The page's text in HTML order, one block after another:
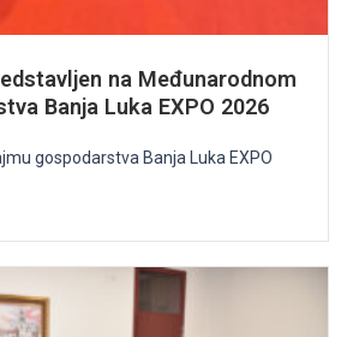
na Međunarodnom
Banja Luka EXPO 2026
gospodarstva Banja Luka EXPO